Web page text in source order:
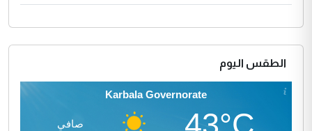
الطقس اليوم
Karbala Governorate
صافي